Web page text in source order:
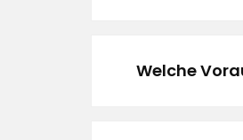
Welche